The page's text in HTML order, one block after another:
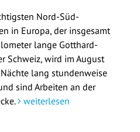
Nord-Süd-
in Europa, der insgesamt
lange Gotthard-
Schweiz, wird im August
lang stundenweise
sind Arbeiten an der
weiterlesen